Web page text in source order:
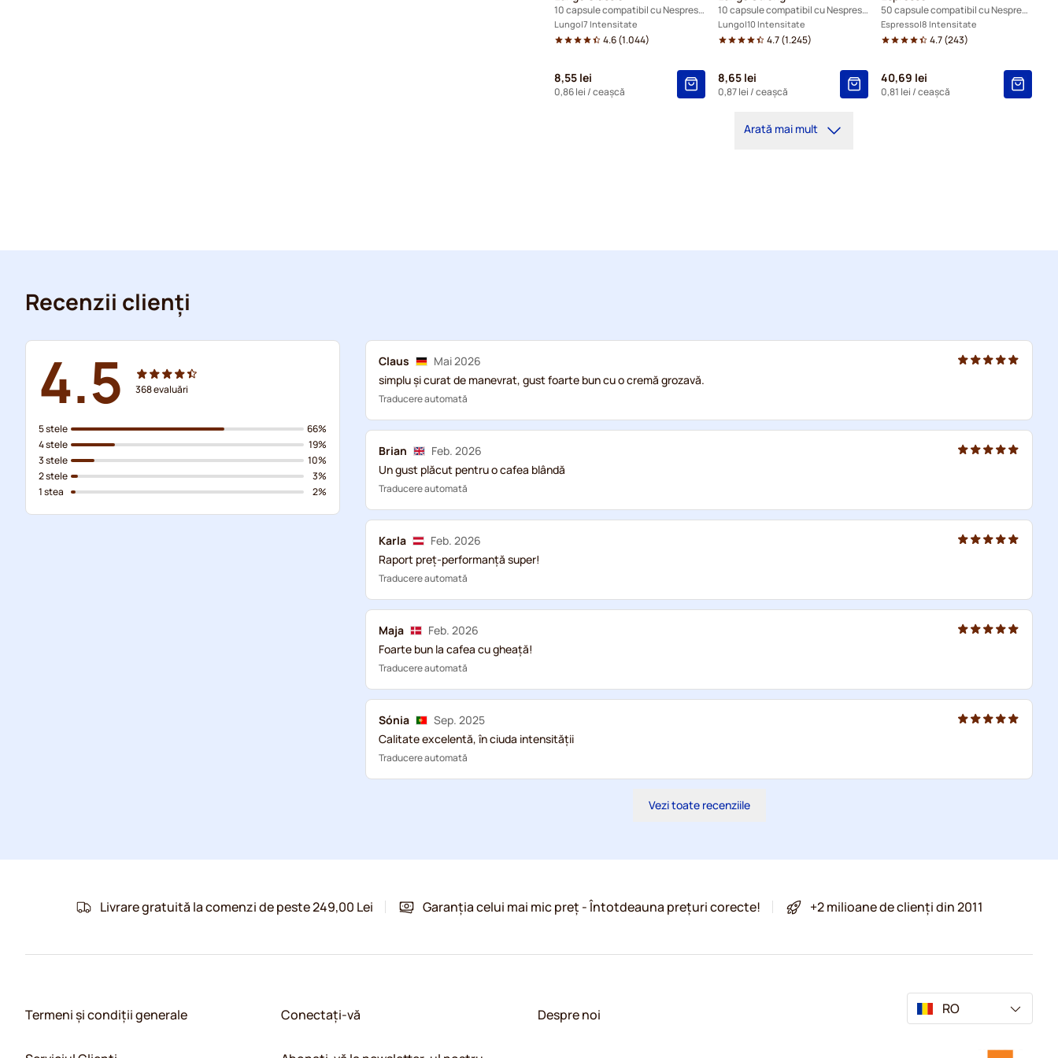
10 capsule compatibil cu Nespresso®
Lungo 7 Intensitate
4.6(1.044)
8,55 lei
0,86 lei / ceașcă
10 capsule compatibil cu Nespresso®
Lungo 10 Intensitate
4.7(1.245)
8,65 lei
0,87 lei / ceașcă
50 capsule compatibil cu Nespresso®
Espresso 8 Intensitate
4.7(243)
40,69 lei
0,81 lei / ceașcă
Arată mai mult
Recenzii clienți
4.5 368evaluări
5 stele
4 stele
3 stele
2 stele
1 stea
66%
19%
10%
3%
2%
Claus
Mai 2026
simplu și curat de manevrat, gust foarte bun cu o cremă grozavă.
Traducere automată
Brian
Feb. 2026
Un gust plăcut pentru o cafea blândă
Traducere automată
Karla
Feb. 2026
Raport preț-performanță super!
Traducere automată
Maja
Feb. 2026
Foarte bun la cafea cu gheață!
Traducere automată
Sónia
Sep. 2025
Calitate excelentă, în ciuda intensității
Traducere automată
Vezi toate recenziile
Livrare gratuită la comenzi de peste 249,00 Lei Garanția celui mai mic preț - Întotdeauna prețuri corecte! +2 milioane de clienți din 2011
Termeni și condiții generale Conectați-vă Despre noi RO